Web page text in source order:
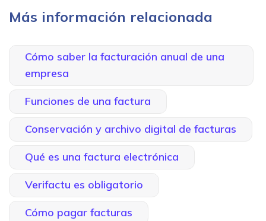
Más información relacionada
Cómo saber la facturación anual de una
empresa
Funciones de una factura
Conservación y archivo digital de facturas
Qué es una factura electrónica
Verifactu es obligatorio
Cómo pagar facturas